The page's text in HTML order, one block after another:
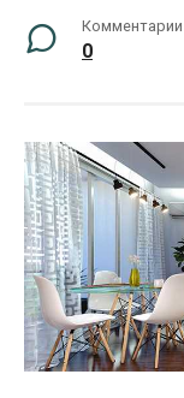
Комментарии
0